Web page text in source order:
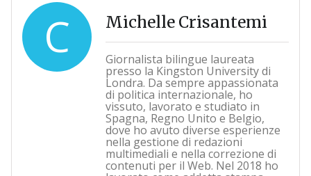
C Michelle Crisantemi
Giornalista bilingue laureata
presso la Kingston University di
Londra. Da sempre appassionata
di politica internazionale, ho
vissuto, lavorato e studiato in
Spagna, Regno Unito e Belgio,
dove ho avuto diverse esperienze
nella gestione di redazioni
multimediali e nella correzione di
contenuti per il Web. Nel 2018 ho